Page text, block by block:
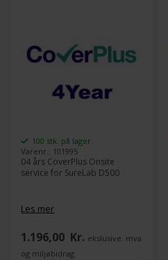
100 stk. på lager
Varenr.: 101995
04 års CoverPlus Onsite
service for SureLab D500
Les mer
1.196,00 Kr. ekslusive. mva
og miljøbidrag